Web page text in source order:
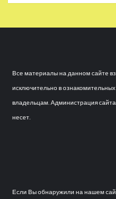
Все материалы на данном сайте
исключительно в
владельцам. Администрация
несет.
Если Вы обнаружили на нашем